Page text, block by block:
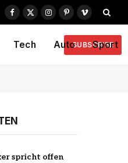
Facebook
X
Instagram
PinterestVimeo
Tech Auto Sport
SUBSCRIBE
spricht offen